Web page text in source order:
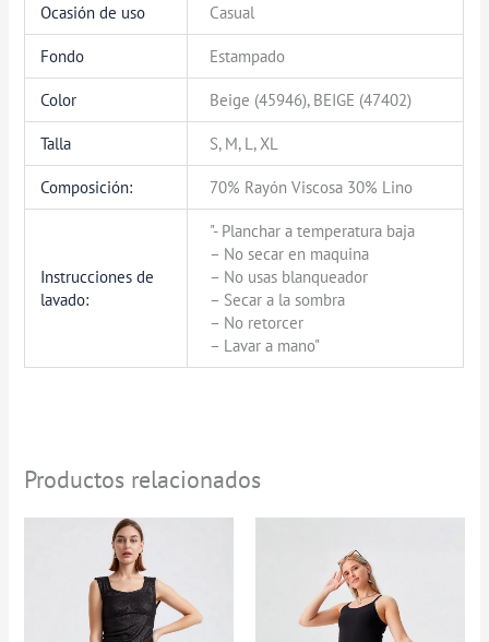
Ocasión de uso Casual
Fondo Estampado
Color Beige (45946), BEIGE (47402)
Talla S, M, L, XL
Composición: 70% Rayón Viscosa 30% Lino
Instrucciones de
lavado:
"- Planchar a temperatura baja
– No secar en maquina
– No usas blanqueador
– Secar a la sombra
– No retorcer
– Lavar a mano"
Productos relacionados